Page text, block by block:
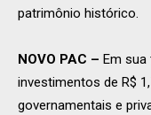
patrimônio histórico.
NOVO PAC – Em sua
investimentos de R$
governamentais e